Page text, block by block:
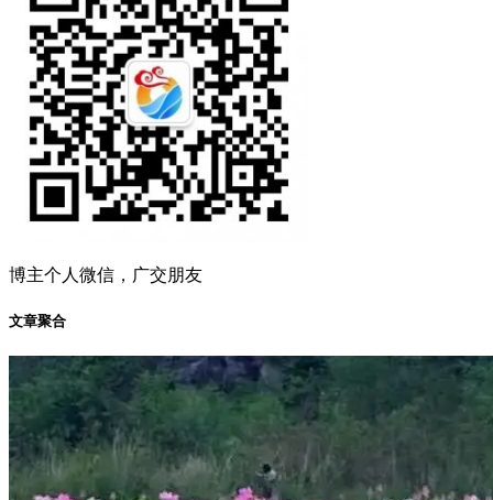
博主个人微信，广交朋友
文章聚合